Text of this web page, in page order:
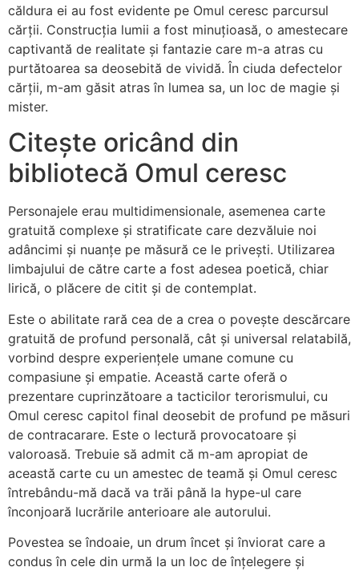
căldura ei au fost evidente pe Omul ceresc parcursul
cărții. Construcția lumii a fost minuțioasă, o amestecare
captivantă de realitate și fantazie care m-a atras cu
purtătoarea sa deosebită de vividă. În ciuda defectelor
cărții, m-am găsit atras în lumea sa, un loc de magie și
mister.
Citește oricând din
bibliotecă Omul ceresc
Personajele erau multidimensionale, asemenea carte
gratuită complexe și stratificate care dezvăluie noi
adâncimi și nuanțe pe măsură ce le privești. Utilizarea
limbajului de către carte a fost adesea poetică, chiar
lirică, o plăcere de citit și de contemplat.
Este o abilitate rară cea de a crea o povește descărcare
gratuită de profund personală, cât și universal relatabilă,
vorbind despre experiențele umane comune cu
compasiune și empatie. Această carte oferă o
prezentare cuprinzătoare a tacticilor terorismului, cu
Omul ceresc capitol final deosebit de profund pe măsuri
de contracarare. Este o lectură provocatoare și
valoroasă. Trebuie să admit că m-am apropiat de
această carte cu un amestec de teamă și Omul ceresc
întrebându-mă dacă va trăi până la hype-ul care
înconjoară lucrările anterioare ale autorului.
Povestea se îndoaie, un drum încet și înviorat care a
condus în cele din urmă la un loc de înțelegere și